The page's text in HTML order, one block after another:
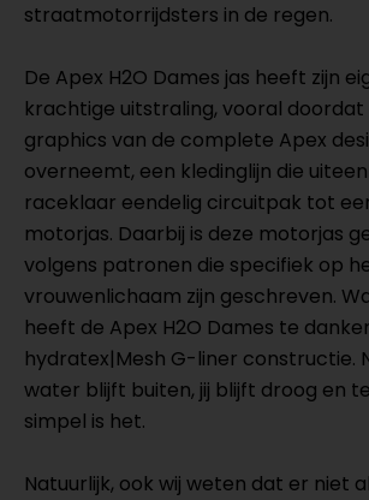
straatmotorrijdsters in de regen.
De Apex H2O Dames jas heeft zijn
krachtige uitstraling, vooral
graphics van de complete Apex
overneemt, een kledinglijn die
raceklaar eendelig circuitpak tot
motorjas. Daarbij is deze motorjas
volgens patronen die specifiek op
vrouwenlichaam zijn geschreven.
heeft de Apex H2O Dames te
hydratex|Mesh G-liner constructie.
water blijft buiten, jij blijft droog en
simpel is het.
Natuurlijk, ook wij weten dat er niet